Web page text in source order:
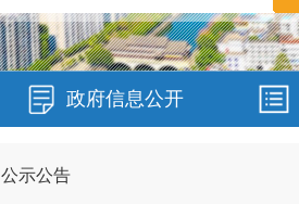
政府信息公开
公示公告